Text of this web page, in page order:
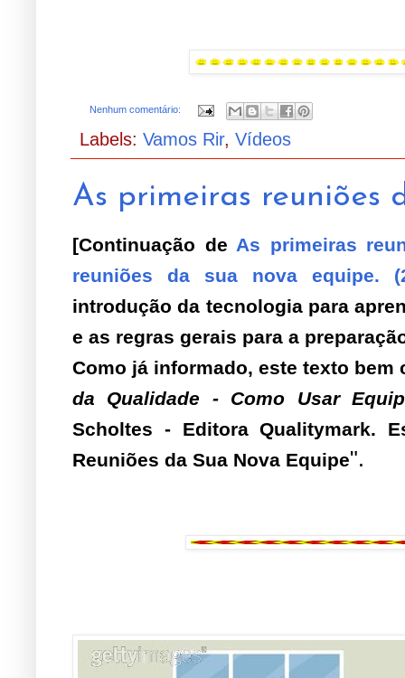
Nenhum comentário:
Labels: Vamos Rir, Vídeos
As primeiras reuniões
[Continuação de As primeiras
reuniões da sua nova equipe.
introdução da tecnologia para
e as regras gerais para a
Como já informado, este texto
da Qualidade - Como Usar
Scholtes - Editora Qualitymark.
Reuniões da Sua Nova Equipe".